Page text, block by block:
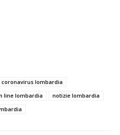
coronavirus lombardia
line lombardia
notizie lombardia